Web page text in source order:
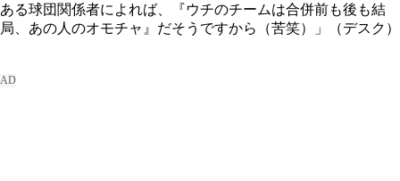
ある球団関係者によれば、『ウチのチームは合併前も後も結
局、あの人のオモチャ』だそうですから（苦笑）」（デスク）